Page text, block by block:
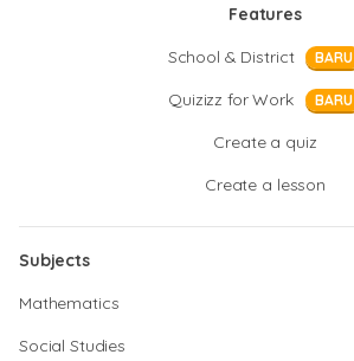
Features
School & District
BARU
Quizizz for Work BARU
Create a quiz
Create a lesson
Subjects
Mathematics
Social Studies